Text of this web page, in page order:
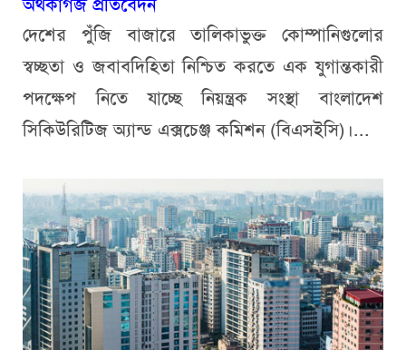
দেশের পুঁজি বাজারে তালিকাভুক্ত কোম্পানিগুলোর
স্বচ্ছতা ও জবাবদিহিতা নিশ্চিত করতে এক যুগান্তকারী
পদক্ষেপ নিতে যাচ্ছে নিয়ন্ত্রক সংস্থা বাংলাদেশ
সিকিউরিটিজ অ্যান্ড এক্সচেঞ্জ কমিশন (বিএসইসি)।...